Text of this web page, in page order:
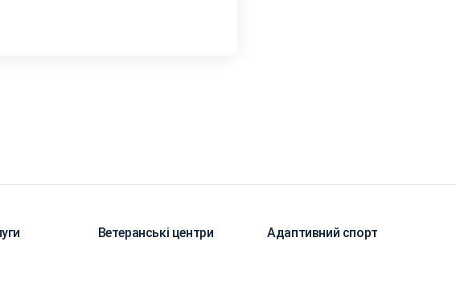
Ветеранські центри Адаптивний спорт